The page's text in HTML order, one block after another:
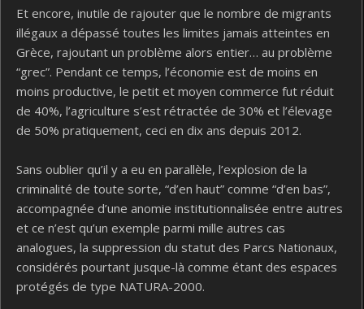
Et encore, inutile de rajouter que le nombre de migrants
illégaux a dépassé toutes les limites jamais atteintes en
Grèce, rajoutant un problème alors entier… au problème
“grec”. Pendant ce temps, l’économie est de moins en
moins productive, le petit et moyen commerce fut réduit
de 40%, l’agriculture s’est rétractée de 30% et l’élevage
de 50% pratiquement, ceci en dix ans depuis 2012.
Sans oublier qu’il y a eu en parallèle, l’explosion de la
criminalité de toute sorte, “d’en haut” comme “d’en bas”,
accompagnée d’une anomie institutionnalisée entre autres
et ce n’est qu’un exemple parmi mille autres cas
analogues, la suppression du statut des Parcs Nationaux,
considérés pourtant jusque-là comme étant des espaces
protégés de type NATURA-2000.